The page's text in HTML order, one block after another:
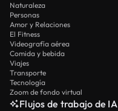
Naturaleza
Personas
Amor y Relaciones
El Fitness
Videografía aérea
Comida y bebida
Viajes
Transporte
Tecnología
Zoom de fondo virtual
Flujos de trabajo de IA